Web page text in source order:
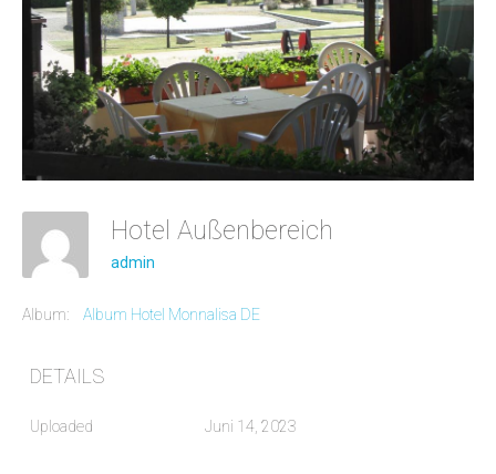
Hotel Außenbereich
admin
Album: Album Hotel Monnalisa DE
DETAILS
Uploaded Juni 14, 2023